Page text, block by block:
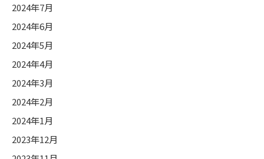
2024年7月
2024年6月
2024年5月
2024年4月
2024年3月
2024年2月
2024年1月
2023年12月